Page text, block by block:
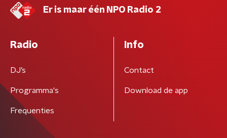
Er is maar één NPO Radio 2
Radio
DJ’s
Programma's
Frequenties
Info
Contact
Download de app